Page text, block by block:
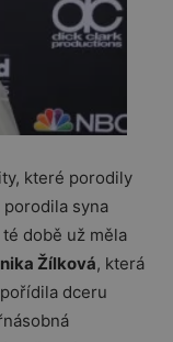
které porodily
porodila syna
době už měla
Žílková, která
dceru